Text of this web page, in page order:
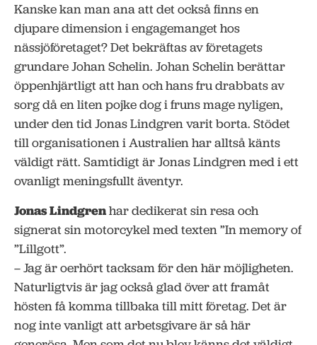
Kanske kan man ana att det också finns en
djupare dimension i engagemanget hos
nässjöföretaget? Det bekräftas av företagets
grundare Johan Schelin. Johan Schelin berättar
öppenhjärtligt att han och hans fru drabbats av
sorg då en liten pojke dog i fruns mage nyligen,
under den tid Jonas Lindgren varit borta. Stödet
till organisationen i Australien har alltså känts
väldigt rätt. Samtidigt är Jonas Lindgren med i ett
ovanligt meningsfullt äventyr.
Jonas Lindgrenhar dedikerat sin resa och
signerat sin motorcykel med texten ”In memory of
”Lillgott”.
– Jag är oerhört tacksam för den här möjligheten.
Naturligtvis är jag också glad över att framåt
hösten få komma tillbaka till mitt företag. Det är
nog inte vanligt att arbetsgivare är så här